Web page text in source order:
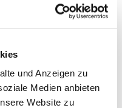
und Anzeigen zu
Medien anbieten
Website zu